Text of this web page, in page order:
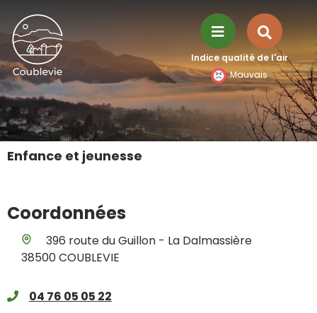
Aller à la recherche
Menu
sur
le
site
Indice qualité de l'air
Mauvais
Enfance et jeunesse
Coordonnées
396 route du Guillon - La Dalmassière
38500 COUBLEVIE
04 76 05 05 22